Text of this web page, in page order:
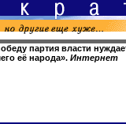
партия власти
её народа». Интернет